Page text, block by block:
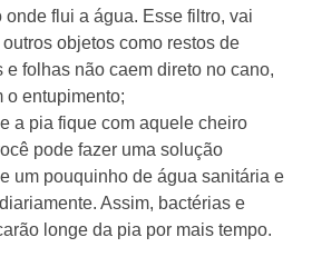
onde flui a água. Esse filtro, vai
objetos como restos de
e folhas não caem direto no cano,
o entupimento;
a pia fique com aquele cheiro
pode fazer uma solução
um pouquinho de água sanitária e
Assim, bactérias e
longe da pia por mais tempo.